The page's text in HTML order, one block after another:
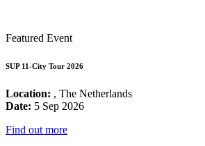
Featured Event
SUP 11-City Tour 2026
Location: , The Netherlands
Date: 5 Sep 2026
Find out more